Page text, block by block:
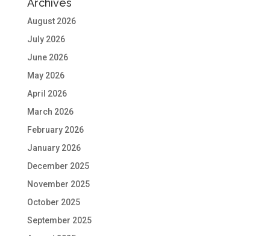
August 2026
July 2026
June 2026
May 2026
April 2026
March 2026
February 2026
January 2026
December 2025
November 2025
October 2025
September 2025